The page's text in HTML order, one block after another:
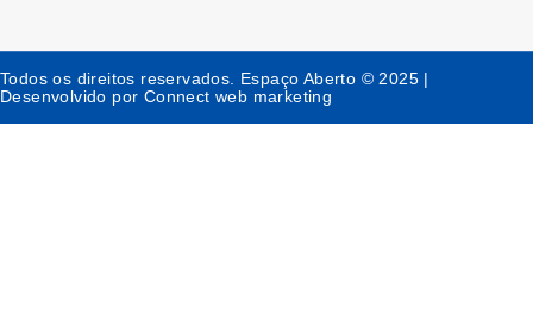
Todos os direitos reservados. Espaço Aberto © 2025 |
Desenvolvido por Connect web marketing